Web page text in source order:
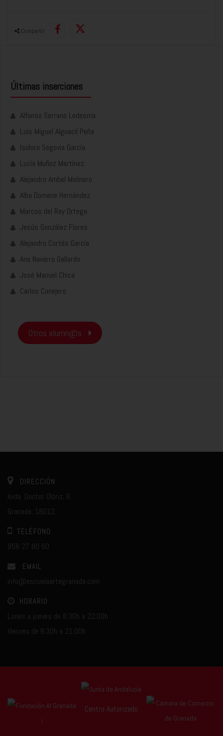
Compartir
Últimas inserciones
Alfonso Serrano Ledesma
Luis Miguel Alguacil Peña
Isidoro Segovia García
Lucía Muñoz Martínez
Alejandro Ambel Molinero
Alba Domene Hernández
Marcos del Rey Ortega
Jesús González Flores
Alejandro Cortés García
Ana Navarro Gallardo
José Manuel Chica
Carlos Conejero
Otros alumn@s
DIRECCIÓN:
Avda. Doctor Olóriz, 6.
Granada, 18012.
TELÉFONO
958 27 80 60
EMAIL
info@escuelaartegranada.com
HORARIO
Lunes a jueves de 8:30h a 22:00h
Viernes de 8:30h a 21:00h
Centro Autorizado